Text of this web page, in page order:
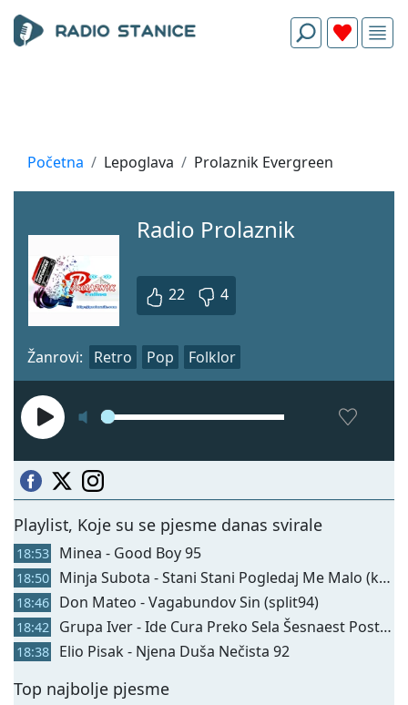
Početna Lepoglava Prolaznik Evergreen
Radio Prolaznik
22 4
Žanrovi: Retro Pop Folklor
Playlist, Koje su se pjesme danas svirale
18:53 Minea - Good Boy 95
18:50 Minja Subota - Stani Stani Pogledaj Me Malo (karnevalfest78)
18:46 Don Mateo - Vagabundov Sin (split94)
18:42 Grupa Iver - Ide Cura Preko Sela Šesnaest Posto Nevesela 76
18:38 Elio Pisak - Njena Duša Nečista 92
Top najbolje pjesme